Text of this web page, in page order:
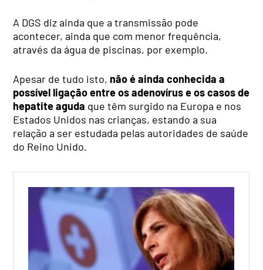
A DGS diz ainda que a transmissão pode
acontecer, ainda que com menor frequência,
através da água de piscinas, por exemplo.
Apesar de tudo isto, não é ainda conhecida a
possível ligação entre os adenovírus e os casos de
hepatite aguda que têm surgido na Europa e nos
Estados Unidos nas crianças, estando a sua
relação a ser estudada pelas autoridades de saúde
do Reino Unido.